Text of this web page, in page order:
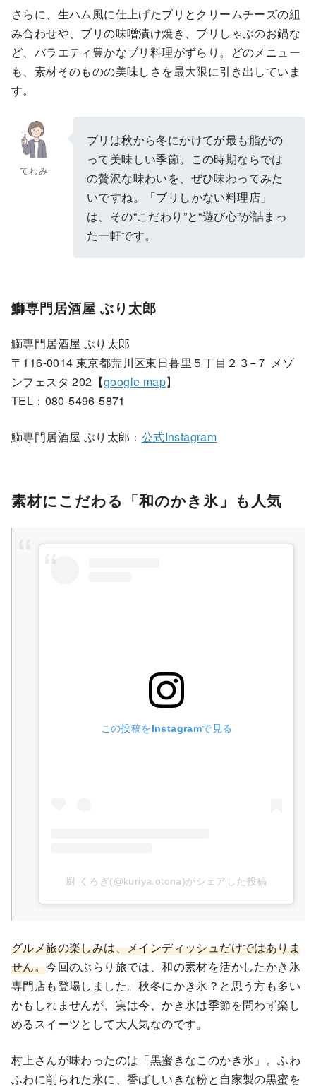
さらに、生ハム風に仕上げたブリとクリームチーズの組
み合わせや、ブリの味噌漬け焼き、ブリしゃぶのお鍋な
ど、バラエティ豊かなブリ料理がずらり。どのメニュー
も、素材そのものの美味しさを最大限に引き出していま
す。
てわみ
ブリは秋から冬にかけてが最も脂がの
って美味しい季節。この時期ならでは
の贅沢な味わいを、ぜひ味わってみた
いですね。「ブリしかない料理店」
は、その“こだわり”と“遊び心”が詰まっ
た一軒です。
鰤専門居酒屋 ぶり太郎
鰤専門居酒屋 ぶり太郎
〒116-0014 東京都荒川区東日暮里５丁目２３−７ メゾ
ンフェスタ 202【google map】
TEL：080-5496-5871
鰤専門居酒屋 ぶり太郎： 公式Instagram
素材にこだわる「和のかき氷」も人気
この投稿をInstagramで見る
廚 くろぎ(@kuriya.otona)がシェアした投稿
グルメ旅の楽しみは、メインディッシュだけではありま
せん。今回のぶらり旅では、和の素材を活かしたかき氷
専門店も登場しました。秋冬にかき氷？と思う方も多い
かもしれませんが、実は今、かき氷は季節を問わず楽し
めるスイーツとして大人気なのです。
村上さんが味わったのは「黒蜜きなこのかき氷」。ふわ
ふわに削られた氷に、香ばしいきな粉と自家製の黒蜜を